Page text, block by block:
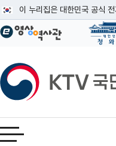
이 누리집은 대한민국 공식
공식 누리집 주소 확인하기
이밖에 or.kr 또는 .kr등 다른
운영중인 공식 누리집보기
KTV국민방송
전체메뉴 열기
본문